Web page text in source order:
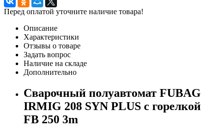
Перед оплатой уточните наличие товара!
Описание
Характеристики
Отзывы о товаре
Задать вопрос
Наличие на складе
Дополнительно
Сварочный полуавтомат FUBAG
IRMIG 208 SYN PLUS c горелкой
FB 250 3m